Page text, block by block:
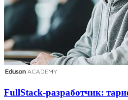
FullStack-разработчик: